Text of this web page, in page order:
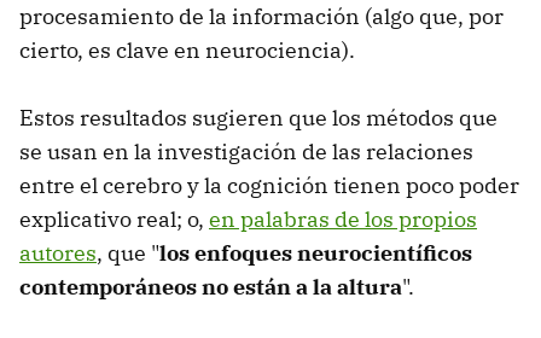
procesamiento de la información (algo que, por
cierto, es clave en neurociencia).
Estos resultados sugieren que los métodos que
se usan en la investigación de las relaciones
entre el cerebro y la cognición tienen poco poder
explicativo real; o, en palabras de los propios
autores, que "los enfoques neurocientíficos
contemporáneos no están a la altura".